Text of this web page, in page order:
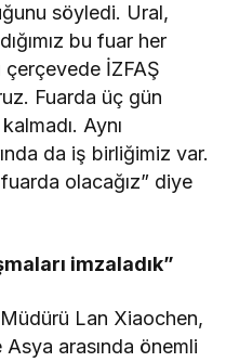
söyledi. Ural,
bu fuar her
İZFAŞ
Fuarda üç gün
Aynı
da iş birliğimiz var.
olacağız” diye
imzaladık”
Lan Xiaochen,
arasında önemli